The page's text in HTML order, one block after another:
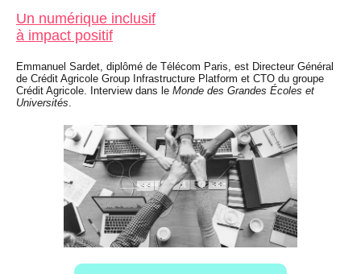
Un numérique inclusif
à impact positif
Emmanuel Sardet, diplômé de Télécom Paris, est Directeur Général
de Crédit Agricole Group Infrastructure Platform et CTO du groupe
Crédit Agricole. Interview dans le Monde des Grandes Écoles et
Universités.